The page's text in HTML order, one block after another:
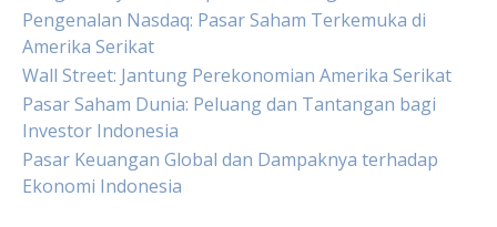
Pengenalan Nasdaq: Pasar Saham Terkemuka di
Amerika Serikat
Wall Street: Jantung Perekonomian Amerika Serikat
Pasar Saham Dunia: Peluang dan Tantangan bagi
Investor Indonesia
Pasar Keuangan Global dan Dampaknya terhadap
Ekonomi Indonesia